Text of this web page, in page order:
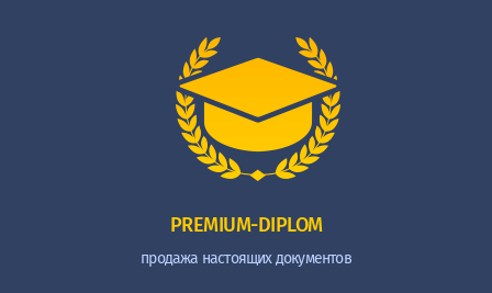
PREMIUM-DIPLOM
продажа настоящих документов